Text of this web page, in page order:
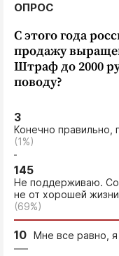
Блоги
Издания
Интересное
Клиника года
ОПРОС
С этого года
продажу
Штраф до 2000
поводу?
3
Конечно правильно,
(1%)
145
Не поддерживаю.
не от хорошей
(69%)
10 Мне все равно, я